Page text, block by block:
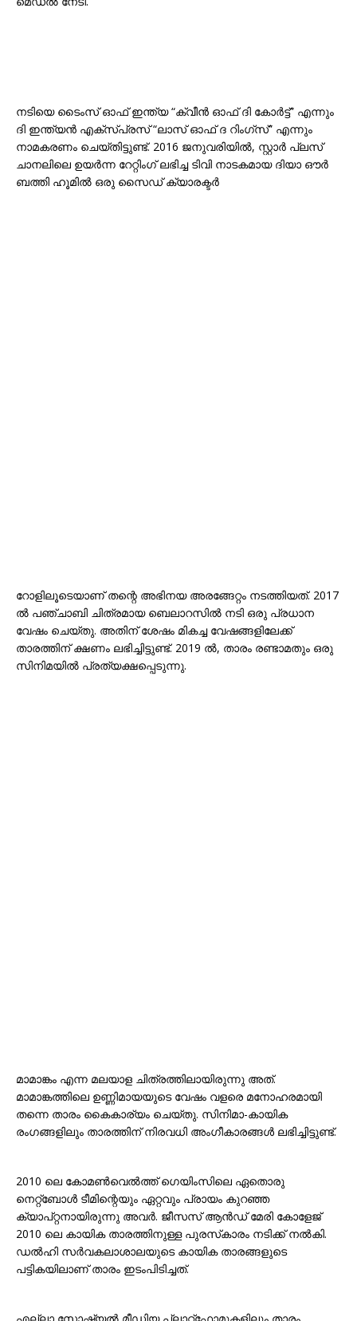
നടിയെ ടൈംസ് ഓഫ് ഇന്ത്യ “ക്വീൻ ഓഫ് ദി കോർട്ട്” എന്നും
ദി ഇന്ത്യൻ എക്സ്പ്രസ് “ലാസ് ഓഫ് ദ റിംഗ്സ്” എന്നും
നാമകരണം ചെയ്തിട്ടുണ്ട്. 2016 ജനുവരിയിൽ, സ്റ്റാർ പ്ലസ്
ചാനലിലെ ഉയർന്ന റേറ്റിംഗ് ലഭിച്ച ടിവി നാടകമായ ദിയാ ഔർ
ബത്തി ഹൂമിൽ ഒരു സൈഡ് ക്യാരക്ടർ
റോളിലൂടെയാണ് തന്റെ അഭിനയ അരങ്ങേറ്റം നടത്തിയത്. 2017
ൽ പഞ്ചാബി ചിത്രമായ ബെലാറസിൽ നടി ഒരു പ്രധാന
വേഷം ചെയ്തു. അതിന് ശേഷം മികച്ച വേഷങ്ങളിലേക്ക്
താരത്തിന് ക്ഷണം ലഭിച്ചിട്ടുണ്ട്. 2019 ൽ, താരം രണ്ടാമതും ഒരു
സിനിമയിൽ പ്രത്യക്ഷപ്പെടുന്നു.
മാമാങ്കം എന്ന മലയാള ചിത്രത്തിലായിരുന്നു അത്.
മാമാങ്കത്തിലെ ഉണ്ണിമായയുടെ വേഷം വളരെ മനോഹരമായി
തന്നെ താരം കൈകാര്യം ചെയ്തു. സിനിമാ-കായിക
രംഗങ്ങളിലും താരത്തിന് നിരവധി അംഗീകാരങ്ങൾ ലഭിച്ചിട്ടുണ്ട്.
2010 ലെ കോമൺവെൽത്ത് ഗെയിംസിലെ ഏതൊരു
നെറ്റ്ബോൾ ടീമിന്റെയും ഏറ്റവും പ്രായം കുറഞ്ഞ
ക്യാപ്റ്റനായിരുന്നു അവർ. ജീസസ് ആൻഡ് മേരി കോളേജ്
2010 ലെ കായിക താരത്തിനുള്ള പുരസ്‌കാരം നടിക്ക് നൽകി.
ഡൽഹി സർവകലാശാലയുടെ കായിക താരങ്ങളുടെ
പട്ടികയിലാണ് താരം ഇടംപിടിച്ചത്.